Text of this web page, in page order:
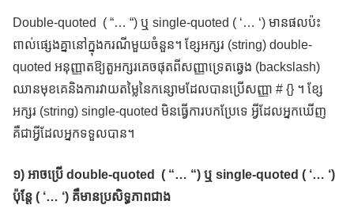
Double-quoted ( “… “) ឬ single-quoted ( ‘… ‘) មានផលប៉ះ
ពាល់ផ្សេងគ្នានៅក្នុងករណីមួយចំនួន។ ខ្សែអក្សរ (string) double-
quoted អនុញ្ញាតឱ្យតួអក្សរគេចផុតពីសញ្ញាទ្រេតឆ្វេង (backslash)
ឈានមុខគេនិងការវាយតម្លៃនៃកន្សោមដែលបានប្រើសញ្ញា # {} ។ ខ្សែ
អក្សរ (string) single-quoted មិនធ្វើការបកប្រែទេ អ្វីដែលអ្នកឃើញ
គឺជាអ្វីដែលអ្នកទទួលបាន។
១) អាចប្រើ double-quoted ( “… “) ឬ single-quoted ( ‘… ‘)
ប៉ុន្តែ ( ‘… ‘) គឺមានប្រសិទ្ធភាពជាង